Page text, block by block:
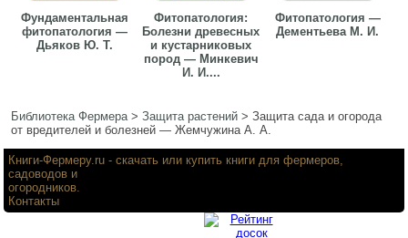
Фундаментальная
фитопатология —
Дьяков Ю. Т.
Фитопатология:
Болезни древесных
и кустарниковых
пород — Минкевич
И. И....
Фитопатология —
Дементьева М. И.
Библиотека Фермера>Защита растений >Защита сада и огорода
от вредителей и болезней — Жемчужина А. А.
Книги-Фермеру.ru - скачать или купить книги для фермеров,
садоводов и
огородников.
Контакты